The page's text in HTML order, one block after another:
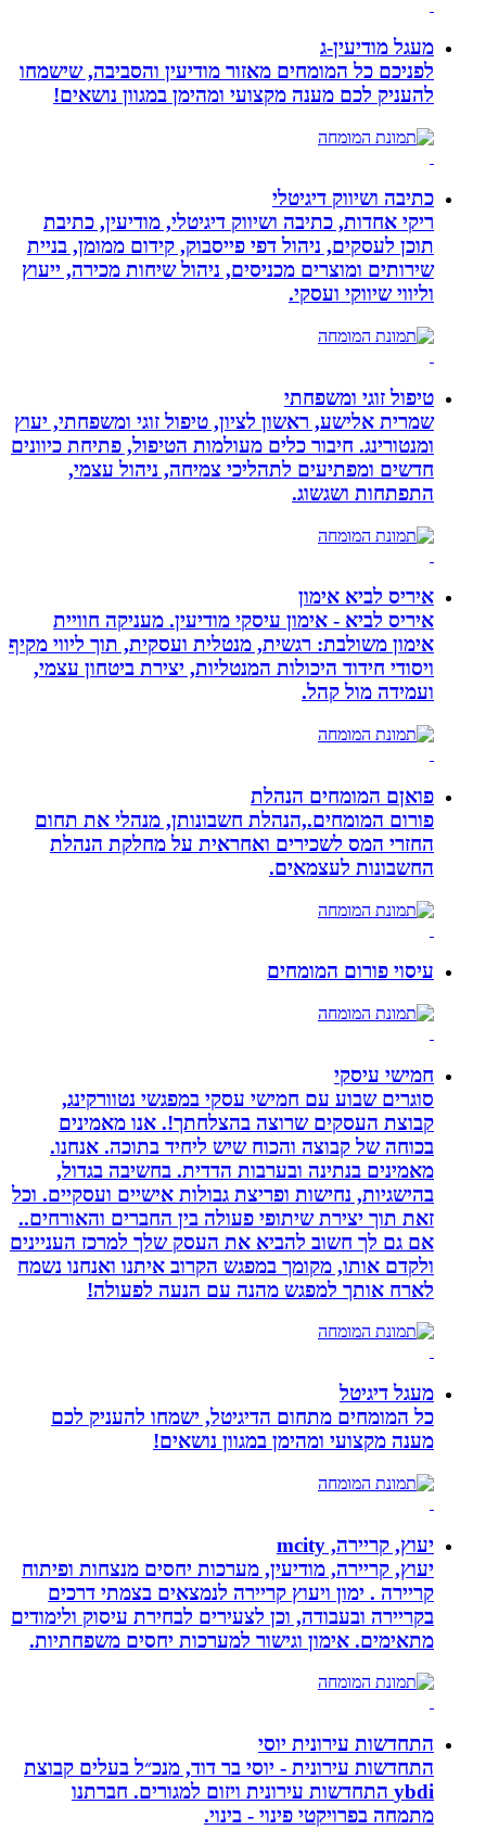
מעגל מודיעין-ג
לפניכם כל המומחים מאזור מודיעין והסביבה, שישמחו
להעניק לכם מענה מקצועי ומהימן במגוון נושאים!
כתיבה ושיווק דיגיטלי
ריקי אחדות, כתיבה ושיווק דיגיטלי, מודיעין, כתיבת
תוכן לעסקים, ניהול דפי פייסבוק, קידום ממומן, בניית
שירותים ומוצרים מכניסים, ניהול שיחות מכירה, ייעוץ
וליווי שיווקי ועסקי.
טיפול זוגי ומשפחתי
שמרית אלישע, ראשון לציון, טיפול זוגי ומשפחתי, יעוץ
ומנטורינג. חיבור כלים מעולמות הטיפול, פתיחת כיוונים
חדשים ומפתיעים לתהליכי צמיחה, ניהול עצמי,
התפתחות ושגשוג.
איריס לביא אימון
איריס לביא - אימון עיסקי מודיעין. מעניקה חוויית
אימון משולבת: רגשית, מנטלית ועסקית, תוך ליווי מקיף
ויסודי חידוד היכולות המנטליות, יצירת ביטחון עצמי,
ועמידה מול קהל.
פואןם המומחים הנהלת
פורום המומחים.,הנהלת חשבונותן, מנהלי את תחום
החזרי המס לשכירים ואחראית על מחלקת הנהלת
החשבונות לעצמאים.
עיסוי פורום המומחים
חמישי עיסקי
סוגרים שבוע עם חמישי עסקי במפגשי נטוורקינג,
קבוצת העסקים שרוצה בהצלחתך!. אנו מאמינים
בכוחה של קבוצה והכוח שיש ליחיד בתוכה. אנחנו.
מאמינים בנתינה ובערבות הדדית. בחשיבה בגדול,
בהישגיות, נחישות ופריצת גבולות אישיים ועסקיים. וכל
זאת תוך יצירת שיתופי פעולה בין החברים והאורחים..
אם גם לך חשוב להביא את העסק שלך למרכז העניינים
ולקדם אותו, מקומך במפגש הקרוב איתנו ואנחנו נשמח
לארח אותך למפגש מהנה עם הנעה לפעולה!
מעגל דיגיטל
כל המומחים מתחום הדיגיטל, ישמחו להעניק לכם
מענה מקצועי ומהימן במגוון נושאים!
יעוץ, קריירה, mcity
יעוץ, קריירה, מודיעין, מערכות יחסים מנצחות ופיתוח
קריירה . ימון ויעוץ קריירה לנמצאים בצמתי דרכים
בקריירה ובעבודה, וכן לצעירים לבחירת עיסוק ולימודים
מתאימים. אימון וגישור למערכות יחסים משפחתיות.
התחדשות עירונית יוסי
התחדשות עירונית - יוסי בר דוד, מנכ״ל בעלים קבוצת
ybdi התחדשות עירונית ויזום למגורים. חברתנו
מתמחה בפרויקטי פינוי - בינוי.